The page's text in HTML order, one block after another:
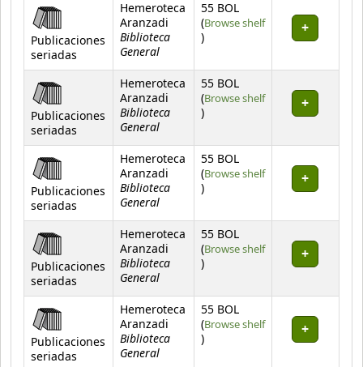
Publicaciones
seriadas
Hemeroteca
Aranzadi
Biblioteca
General
55 BOL
(Browse shelf
(Opens below)
)
Publicaciones
seriadas
Hemeroteca
Aranzadi
Biblioteca
General
55 BOL
(Browse shelf
(Opens below)
)
Publicaciones
seriadas
Hemeroteca
Aranzadi
Biblioteca
General
55 BOL
(Browse shelf
(Opens below)
)
Publicaciones
seriadas
Hemeroteca
Aranzadi
Biblioteca
General
55 BOL
(Browse shelf
(Opens below)
)
Publicaciones
seriadas
Hemeroteca
Aranzadi
Biblioteca
General
55 BOL
(Browse shelf
(Opens below)
)